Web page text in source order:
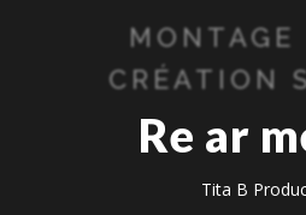
CRÉATION
Re ar
Tita B